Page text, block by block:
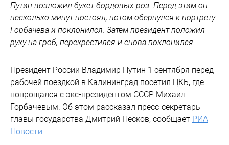
Путин возложил букет бордовых роз. Перед этим он
несколько минут постоял, потом обернулся к портрету
Горбачева и поклонился. Затем президент положил
руку на гроб, перекрестился и снова поклонился
Президент России Владимир Путин 1 сентября перед
рабочей поездкой в Калининград посетил ЦКБ, где
попрощался с экс-президентом СССР Михаил
Горбачевым. Об этом рассказал пресс-секретарь
главы государства Дмитрий Песков, сообщает РИА
Новости.